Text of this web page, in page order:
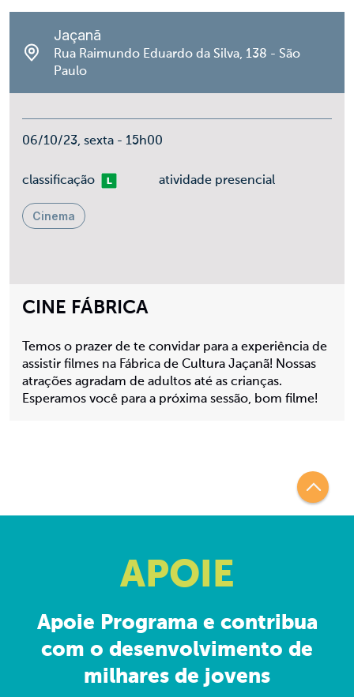
CINE FÁBRICA
Temos o prazer de te convidar para a experiência de
assistir filmes na Fábrica de Cultura Jaçanã! Nossas
atrações agradam de adultos até as crianças.
Esperamos você para a próxima sessão, bom filme!
Jaçanã
Rua Raimundo Eduardo da Silva, 138 - São
Paulo
06/10/23, sexta - 15h00
classificaçãoLivre atividade presencial
Cinema
APOIE
Apoie Programa e contribua
com o desenvolvimento de
milhares de jovens